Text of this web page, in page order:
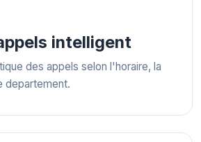
intelligent
des appels selon l'horaire, la
departement.